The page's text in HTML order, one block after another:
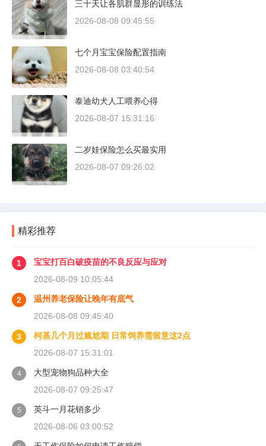
犬拥有压倒性的胜率。
三十天让各肌群显形的训练法
2026-08-08 09:45:55
七个月宝宝保险配置指南
2026-08-08 03:40:54
泰迪幼犬人工喂养心得
2026-08-07 15:31:16
二岁娃保险怎么买最实用
2026-08-07 09:26:02
精彩推荐
1
宝宝打百白破疫苗的不良反应与应对
2026-08-09 10:05:44
2
温州养老保险让晚年有底气
2026-08-08 09:45:40
3
柯基几个月过尴尬期 日常饲养需留意这2点
2026-08-07 15:31:01
4
大型宠物狗品种大全
2026-08-07 09:25:47
5
英斗一月花销多少
2026-08-06 03:00:52